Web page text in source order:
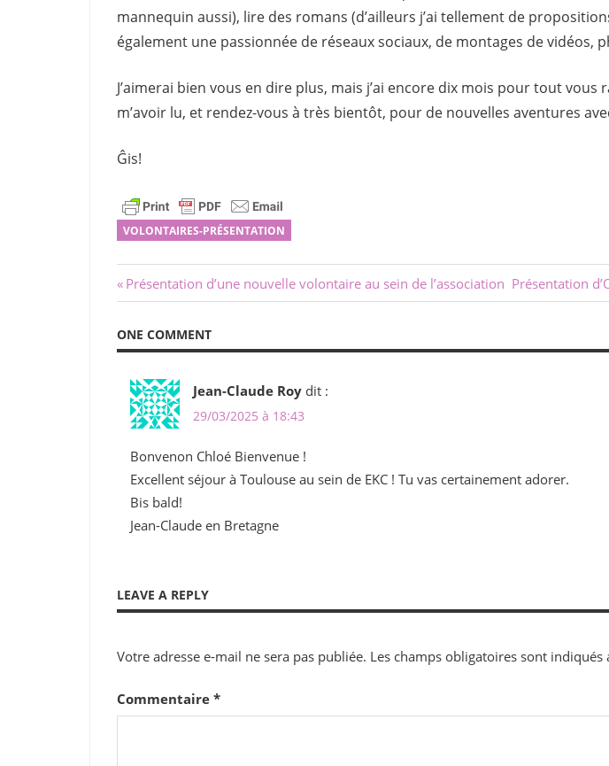
mannequin aussi), lire des romans (d’ailleurs j’ai tellement de
également une passionnée de réseaux sociaux, de montages de vidéos,
J’aimerai bien vous en dire plus, mais j’ai encore dix mois pour tout vous
m’avoir lu, et rendez-vous à très bientôt, pour de nouvelles aventures
Ĝis!
VOLONTAIRES-PRÉSENTATION
Navigation
de
l’article
Previous
Post:
Présentation d’une nouvelle volontaire au sein de l’association Next
Post:
Présentation
ONE COMMENT
Jean-Claude Roy dit :
29/03/2025 à 18:43
Bonvenon Chloé Bienvenue !
Excellent séjour à Toulouse au sein de EKC ! Tu vas certainement adorer.
Bis bald!
Jean-Claude en Bretagne
LEAVE A REPLY
Votre adresse e-mail ne sera pas publiée. Les champs obligatoires sont indiqués
Commentaire *